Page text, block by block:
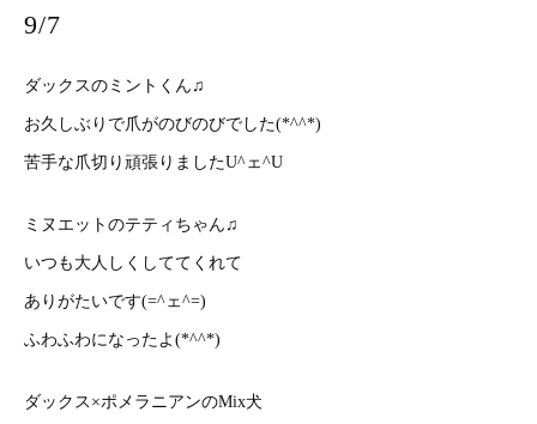
9/7
ダックスのミントくん♫
お久しぶりで爪がのびのびでした(*^^*)
苦手な爪切り頑張りましたU^ェ^U
ミヌエットのテティちゃん♫
いつも大人しくしててくれて
ありがたいです(=^ェ^=)
ふわふわになったよ(*^^*)
ダックス×ポメラニアンのMix犬